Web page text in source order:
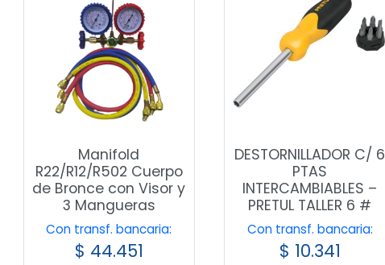
Manifold
R22/R12/R502 Cuerpo
de Bronce con Visor y
3 Mangueras
Con transf. bancaria:
$ 44.451
DESTORNILLADOR C/ 6
PTAS
INTERCAMBIABLES –
PRETUL TALLER 6 #
Con transf. bancaria:
$ 10.341